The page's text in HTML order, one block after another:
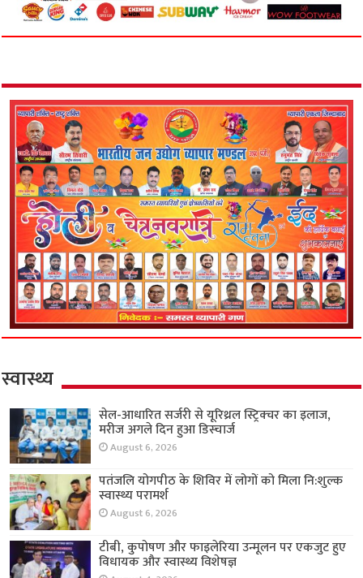
स्वास्थ्य
सेल-आधारित सर्जरी से यूरिथ्रल स्ट्रिक्चर का इलाज,
मरीज अगले दिन हुआ डिस्चार्ज
August 6, 2026
पतंजलि योगपीठ के शिविर में लोगों को मिला नि:शुल्क
स्वास्थ्य परामर्श
August 6, 2026
टीबी, कुपोषण और फाइलेरिया उन्मूलन पर एकजुट हुए
विधायक और स्वास्थ्य विशेषज्ञ